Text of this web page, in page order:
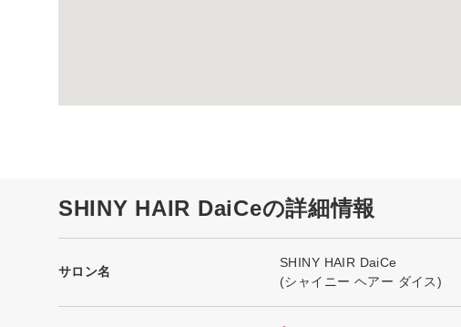
SHINY HAIR DaiCeの詳細情報
サロン名
SHINY HAIR DaiCe
(シャイニー ヘアー ダイス)